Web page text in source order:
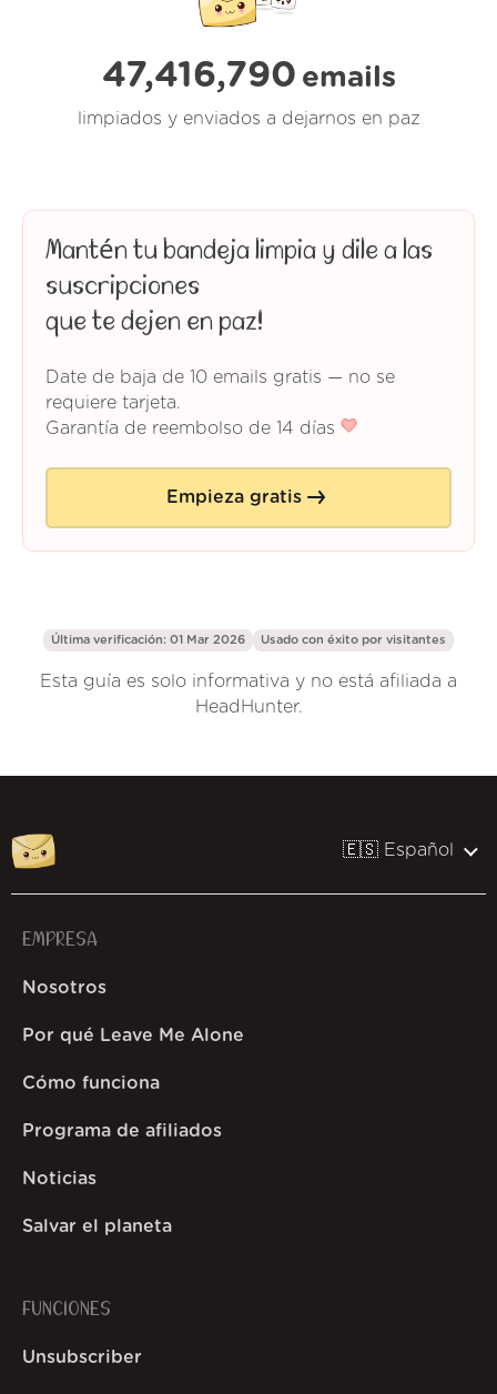
47,416,790 emails
limpiados y enviados a dejarnos en paz
Mantén tu bandeja limpia y dile a las
suscripciones
que te dejen en paz!
Date de baja de 10 emails gratis — no se
requiere tarjeta.
Garantía de reembolso de 14 días
Empieza gratis
Última verificación: 01 Mar 2026 Usado con éxito por visitantes
Esta guía es solo informativa y no está afiliada a
HeadHunter.
🇪🇸 Español
EMPRESA
Nosotros
Por qué Leave Me Alone
Cómo funciona
Programa de afiliados
Noticias
Salvar el planeta
FUNCIONES
Unsubscriber